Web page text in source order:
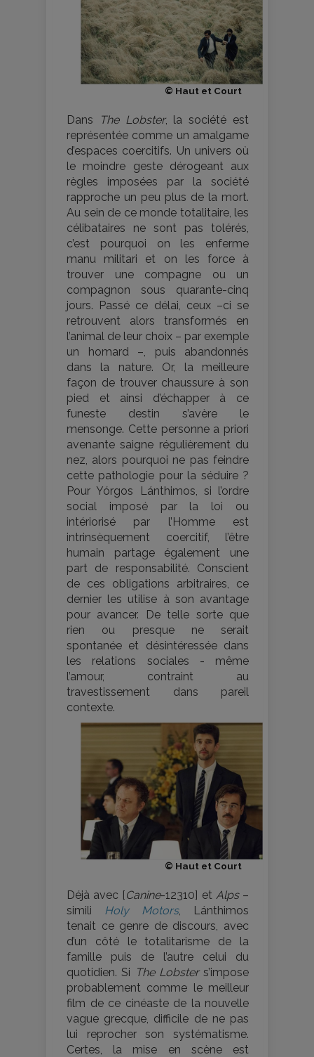
© Haut et Court
Dans The Lobster, la société est
représentée comme un amalgame
d’espaces coercitifs. Un univers où
le moindre geste dérogeant aux
règles imposées par la société
rapproche un peu plus de la mort.
Au sein de ce monde totalitaire, les
célibataires ne sont pas tolérés,
c’est pourquoi on les enferme
manu militari et on les force à
trouver une compagne ou un
compagnon sous quarante-cinq
jours. Passé ce délai, ceux –ci se
retrouvent alors transformés en
l’animal de leur choix – par exemple
un homard –, puis abandonnés
dans la nature. Or, la meilleure
façon de trouver chaussure à son
pied et ainsi d’échapper à ce
funeste destin s’avère le
mensonge. Cette personne a priori
avenante saigne régulièrement du
nez, alors pourquoi ne pas feindre
cette pathologie pour la séduire ?
Pour Yórgos Lánthimos, si l’ordre
social imposé par la loi ou
intériorisé par l’Homme est
intrinsèquement coercitif, l’être
humain partage également une
part de responsabilité. Conscient
de ces obligations arbitraires, ce
dernier les utilise à son avantage
pour avancer. De telle sorte que
rien ou presque ne serait
spontanée et désintéressée dans
les relations sociales - même
l’amour, contraint au
travestissement dans pareil
contexte.
© Haut et Court
Déjà avec [Canine-12310] et Alps–
simili
Holy Motors, Lánthimos
tenait ce genre de discours, avec
d’un côté le totalitarisme de la
famille puis de l’autre celui du
quotidien. Si The Lobsters’impose
probablement comme le meilleur
film de ce cinéaste de la nouvelle
vague grecque, difficile de ne pas
lui reprocher son systématisme.
Certes, la mise en scène est